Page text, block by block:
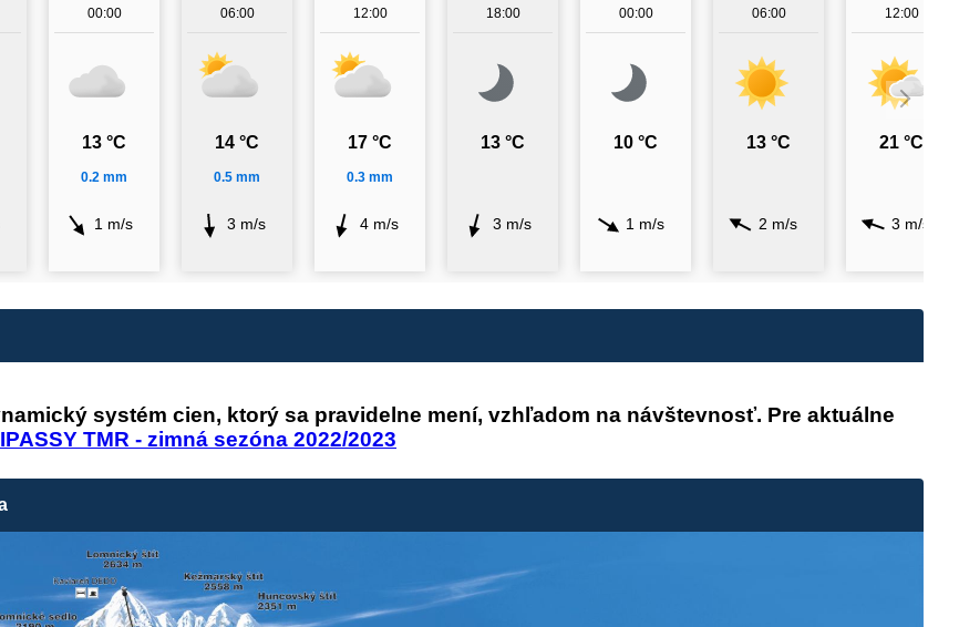
00:00
13 °C
0.2 mm
1 m/s
06:00
14 °C
0.5 mm
3 m/s
12:00
17 °C
0.3 mm
4 m/s
18:00
13 °C
3 m/s
00:00
10 °C
1 m/s
06:00
13 °C
2 m/s
12:00
21 °C
3 m/s
systém cien, ktorý sa pravidelne mení, vzhľadom na návštevnosť. Pre aktuálne
TMR - zimná sezóna 2022/2023